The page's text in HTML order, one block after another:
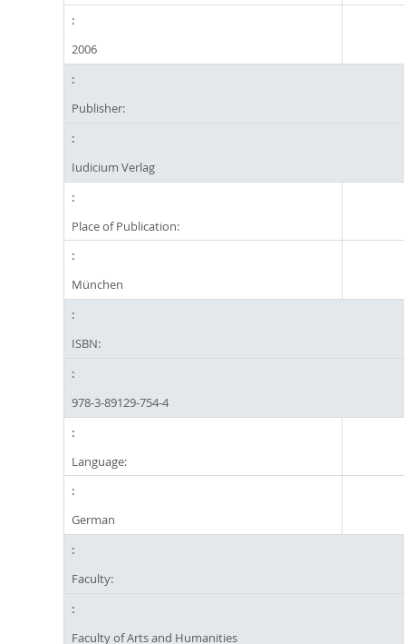
2006
Publisher:
Iudicium Verlag
Place of Publication:
München
ISBN:
978-3-89129-754-4
Language:
German
Faculty:
Faculty of Arts and Humanities